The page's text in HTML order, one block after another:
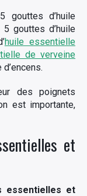
gouttes d’huile
gouttes d’huile
huile essentielle
de verveine
des poignets
est importante,
et
essentielles et